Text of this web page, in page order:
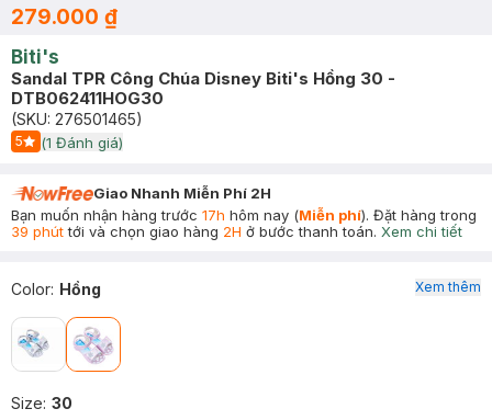
279.000 ₫
Biti's
Sandal TPR Công Chúa Disney Biti's Hồng 30 -
DTB062411HOG30
(SKU: 276501465)
5
Start Icon
(1 Đánh giá)
Giao Nhanh Miễn Phí 2H
Bạn muốn nhận hàng trước 17h hôm nay (Miễn phí). Đặt hàng trong
39 phúttới và chọn giao hàng 2H ở bước thanh toán. Xem chi tiết
Color: Hồng
Size: 30
Xem thêm